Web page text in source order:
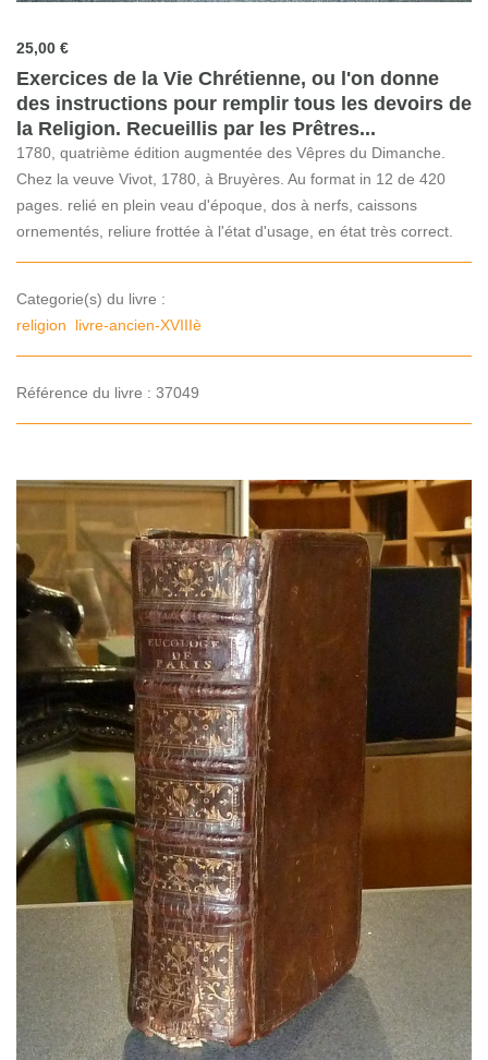
25,00 €
Exercices de la Vie Chrétienne, ou l'on donne
des instructions pour remplir tous les devoirs de
la Religion. Recueillis par les Prêtres...
1780, quatrième édition augmentée des Vêpres du Dimanche.
Chez la veuve Vivot, 1780, à Bruyères. Au format in 12 de 420
pages. relié en plein veau d'époque, dos à nerfs, caissons
ornementés, reliure frottée à l'état d'usage, en état très correct.
Categorie(s) du livre :
religion
livre-ancien-XVIIIè
Référence du livre : 37049